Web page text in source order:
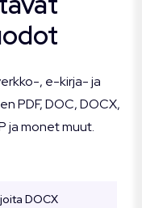
, e-kirja- ja
PDF, DOC, DOCX,
ja monet muut.
DOCX